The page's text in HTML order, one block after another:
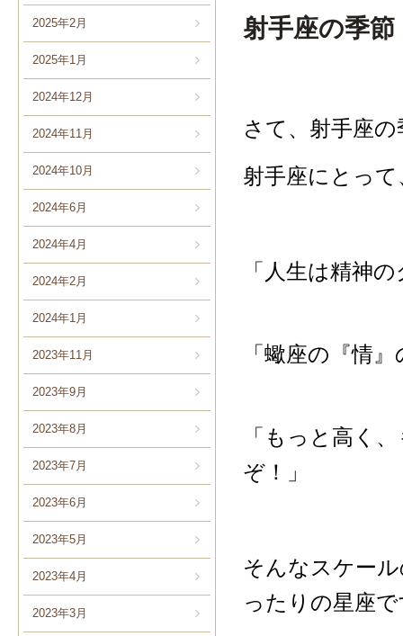
2025年2月
2025年1月
2024年12月
2024年11月
2024年10月
2024年6月
2024年4月
2024年2月
2024年1月
2023年11月
2023年9月
2023年8月
2023年7月
2023年6月
2023年5月
2023年4月
2023年3月
射手座の季
さて、射手座
射手座にとっ
「人生は精神
「蠍座の『情
「もっと高く
ぞ！」
そんなスケー
ったりの星座